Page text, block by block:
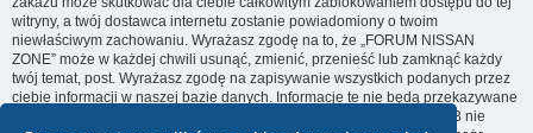
witryny, a twój dostawca internetu zostanie powiadomiony o twoim
niewłaściwym zachowaniu. Wyrażasz zgodę na to, że „FORUM NISSAN
ZONE” może w każdej chwili usunąć, zmienić, przenieść lub zamknąć każdy
twój temat, post. Wyrażasz zgodę na zapisywanie wszystkich podanych przez
ciebie informacji w naszej bazie danych. Informacje te nie będą przekazywane
nikomu bez twojej zgody, ale ani „FORUM NISSAN ZONE”, ani phpBB nie